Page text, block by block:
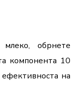
обрнете
компонента 10
на